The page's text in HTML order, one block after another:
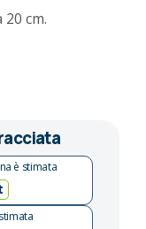
cm.
è stimata